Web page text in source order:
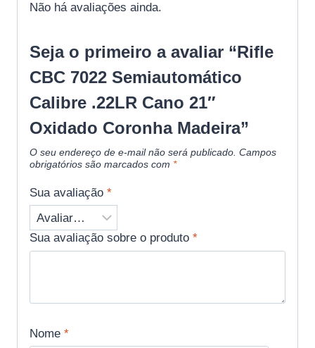
Não há avaliações ainda.
Seja o primeiro a avaliar “Rifle
CBC 7022 Semiautomático
Calibre .22LR Cano 21″
Oxidado Coronha Madeira”
O seu endereço de e-mail não será publicado. Campos
obrigatórios são marcados com *
Sua avaliação *
Sua avaliação sobre o produto *
Nome *